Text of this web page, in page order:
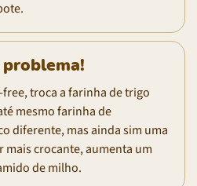
problema!
troca a farinha de trigo
mesmo farinha de
diferente, mas ainda sim uma
mais crocante, aumenta um
de milho.